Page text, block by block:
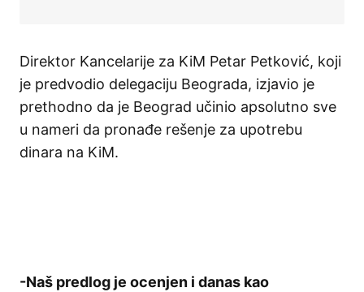
Direktor Kancelarije za KiM Petar Petković, koji
je predvodio delegaciju Beograda, izjavio je
prethodno da je Beograd učinio apsolutno sve
u nameri da pronađe rešenje za upotrebu
dinara na KiM.
-Naš predlog je ocenjen i danas kao